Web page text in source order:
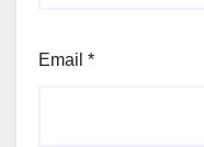
Email *